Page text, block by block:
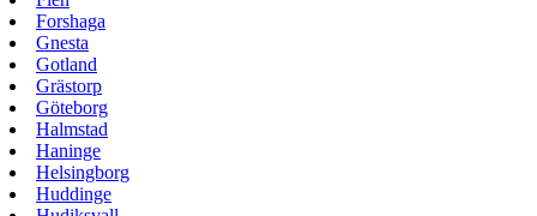
Forshaga
Gnesta
Gotland
Grästorp
Göteborg
Halmstad
Haninge
Helsingborg
Huddinge